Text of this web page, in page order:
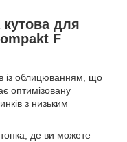
кутова для
F
із облицюванням, що
оптимізовану
з низьким
де ви можете